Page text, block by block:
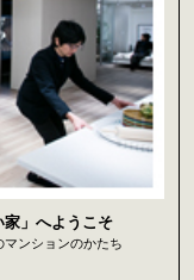
」へようこそ
ンションのかたち